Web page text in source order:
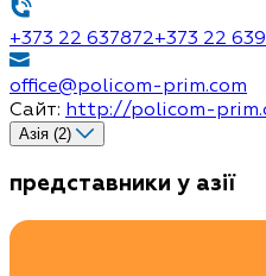
+373 22 637872+373 22
office@policom-prim.com
Сайт: http://policom-
Азія (2)
представники у азії